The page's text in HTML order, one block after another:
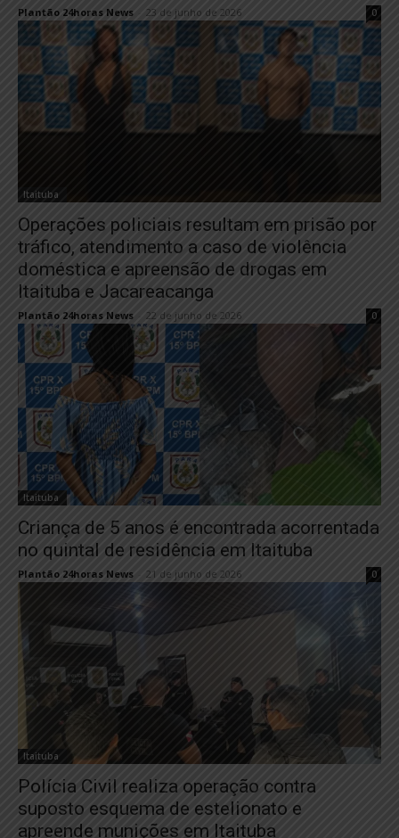
Plantão 24horas News 23 de junho de 2026 0
Itaituba
Operações policiais resultam em prisão por
tráfico, atendimento a caso de violência
doméstica e apreensão de drogas em
Itaituba e Jacareacanga
Plantão 24horas News 22 de junho de 2026 0
Itaituba
Criança de 5 anos é encontrada acorrentada
no quintal de residência em Itaituba
Plantão 24horas News 21 de junho de 2026 0
Itaituba
Polícia Civil realiza operação contra
suposto esquema de estelionato e
apreende munições em Itaituba